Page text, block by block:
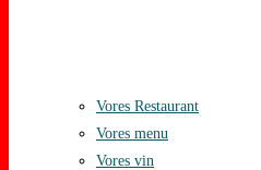
Vores Restaurant
Vores menu
Vores vin